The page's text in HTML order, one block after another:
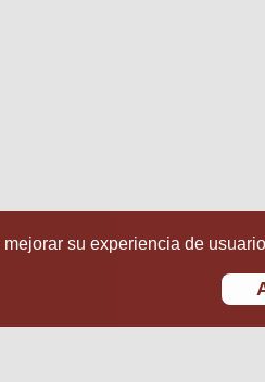
su experiencia de